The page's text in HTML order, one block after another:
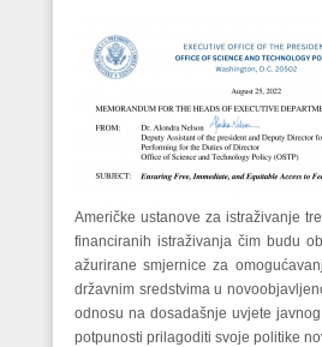
Američke ustanove za istraživanje
financiranih istraživanja čim budu
ažurirane smjernice za
državnim sredstvima u
odnosu na dosadašnje uvjete
potpunosti prilagoditi svoje politike